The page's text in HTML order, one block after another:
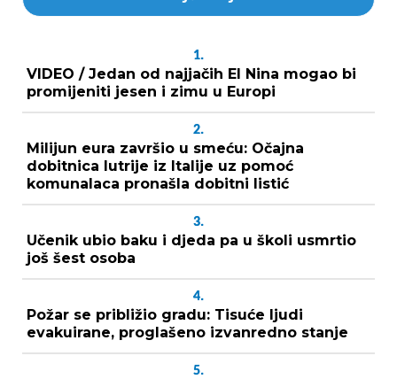
1.
VIDEO / Jedan od najjačih El Nina mogao bi
promijeniti jesen i zimu u Europi
2.
Milijun eura završio u smeću: Očajna
dobitnica lutrije iz Italije uz pomoć
komunalaca pronašla dobitni listić
3.
Učenik ubio baku i djeda pa u školi usmrtio
još šest osoba
4.
Požar se približio gradu: Tisuće ljudi
evakuirane, proglašeno izvanredno stanje
5.